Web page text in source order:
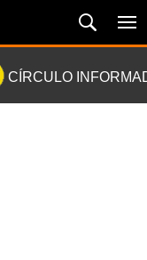
CÍRCULO